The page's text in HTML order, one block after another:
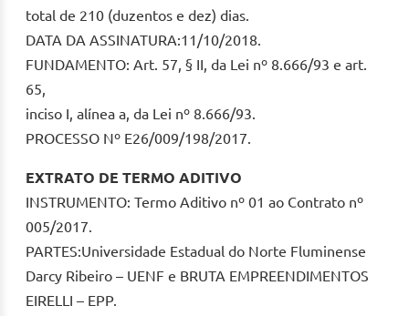
total de 210 (duzentos e dez) dias.
DATA DA ASSINATURA:11/10/2018.
FUNDAMENTO: Art. 57, § II, da Lei nº 8.666/93 e art.
65,
inciso I, alínea a, da Lei nº 8.666/93.
PROCESSO Nº E26/009/198/2017.
EXTRATO DE TERMO ADITIVO
INSTRUMENTO: Termo Aditivo nº 01 ao Contrato nº
005/2017.
PARTES:Universidade Estadual do Norte Fluminense
Darcy Ribeiro – UENF e BRUTA EMPREENDIMENTOS
EIRELLI – EPP.